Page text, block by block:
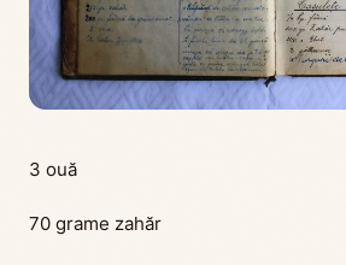
3 ouă
70 grame zahăr